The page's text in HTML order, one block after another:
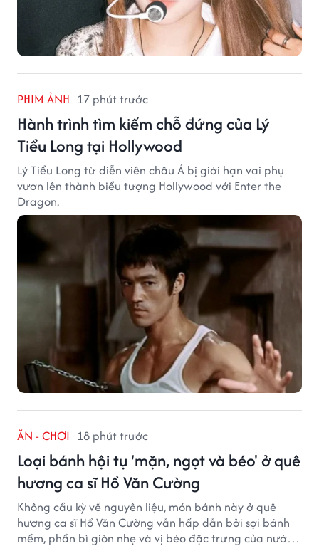
PHIM ẢNH 17 phút trước
Hành trình tìm kiếm chỗ đứng của Lý
Tiểu Long tại Hollywood
Lý Tiểu Long từ diễn viên châu Á bị giới hạn vai phụ
vươn lên thành biểu tượng Hollywood với Enter the
Dragon.
ĂN - CHƠI 18 phút trước
Loại bánh hội tụ 'mặn, ngọt và béo' ở quê
hương ca sĩ Hồ Văn Cường
Không cầu kỳ về nguyên liệu, món bánh này ở quê
hương ca sĩ Hồ Văn Cường vẫn hấp dẫn bởi sợi bánh
mềm, phần bì giòn nhẹ và vị béo đặc trưng của nước